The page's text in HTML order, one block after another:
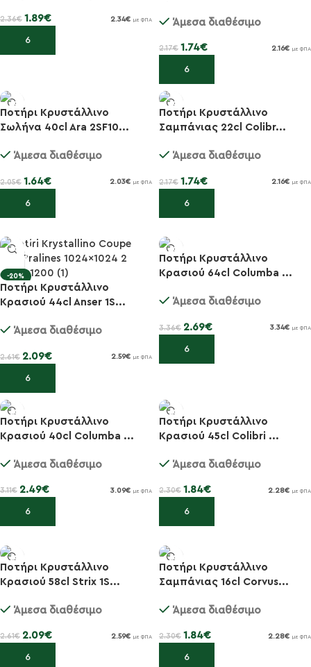
2.36€ 1.89€ 2.34€ με ΦΠΑ
Προσθήκη στο καλάθι
Άμεσα διαθέσιμο
2.17€ 1.74€ 2.16€ με ΦΠΑ
Προσθήκη στο καλάθι
-20%
Ποτήρι Κρυστάλλινο
Σωλήνα 40cl Ara 2SF10...
Άμεσα διαθέσιμο
2.05€ 1.64€ 2.03€ με ΦΠΑ
Προσθήκη στο καλάθι
-20%
Ποτήρι Κρυστάλλινο
Σαμπάνιας 22cl Colibr...
Άμεσα διαθέσιμο
2.17€ 1.74€ 2.16€ με ΦΠΑ
Προσθήκη στο καλάθι
-20%
Ποτήρι Κρυστάλλινο
Κρασιού 44cl Anser 1S...
Άμεσα διαθέσιμο
2.61€ 2.09€ 2.59€ με ΦΠΑ
Προσθήκη στο καλάθι
-20%
Ποτήρι Κρυστάλλινο
Κρασιού 64cl Columba ...
Άμεσα διαθέσιμο
3.36€ 2.69€ 3.34€ με ΦΠΑ
Προσθήκη στο καλάθι
-20%
Ποτήρι Κρυστάλλινο
Κρασιού 40cl Columba ...
Άμεσα διαθέσιμο
3.11€ 2.49€ 3.09€ με ΦΠΑ
Προσθήκη στο καλάθι
-20%
Ποτήρι Κρυστάλλινο
Κρασιού 45cl Colibri ...
Άμεσα διαθέσιμο
2.30€ 1.84€ 2.28€ με ΦΠΑ
Προσθήκη στο καλάθι
-20%
Ποτήρι Κρυστάλλινο
Κρασιού 58cl Strix 1S...
Άμεσα διαθέσιμο
2.61€ 2.09€ 2.59€ με ΦΠΑ
Προσθήκη στο καλάθι
-20%
Ποτήρι Κρυστάλλινο
Σαμπάνιας 16cl Corvus...
Άμεσα διαθέσιμο
2.30€ 1.84€ 2.28€ με ΦΠΑ
Προσθήκη στο καλάθι